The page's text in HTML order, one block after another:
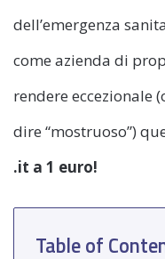
dell’emergenza
come azienda di
rendere eccezionale
dire “mostruoso”)
.it a 1 euro!
Table of